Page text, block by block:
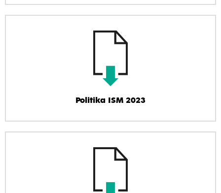
Politika ISM 2023